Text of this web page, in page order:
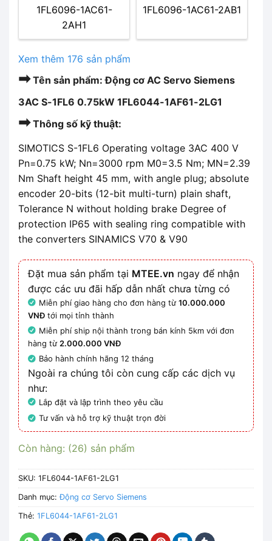
1FL6096-1AC61-
2AH1
1FL6096-1AC61-2AB1
Xem thêm 176 sản phẩm
➡Tên sản phẩm: Động cơ AC Servo Siemens
3AC S-1FL6 0.75kW 1FL6044-1AF61-2LG1
➡Thông số kỹ thuật:
SIMOTICS S-1FL6 Operating voltage 3AC 400 V
Pn=0.75 kW; Nn=3000 rpm M0=3.5 Nm; MN=2.39
Nm Shaft height 45 mm, with angle plug; absolute
encoder 20-bits (12-bit multi-turn) plain shaft,
Tolerance N without holding brake Degree of
protection IP65 with sealing ring compatible with
the converters SINAMICS V70 & V90
Đặt mua sản phẩm tại MTEE.vn ngay để nhận
được các ưu đãi hấp dẫn nhất chưa từng có
Miễn phí giao hàng cho đơn hàng từ10.000.000
VNĐ tới mọi tỉnh thành
Miễn phí ship nội thành trong bán kính 5km với đơn
hàng từ2.000.000 VNĐ
Bảo hành chính hãng 12 tháng
Ngoài ra chúng tôi còn cung cấp các dịch vụ
như:
Lắp đặt và lập trình theo yêu cầu
Tư vấn và hỗ trợ kỹ thuật trọn đời
Còn hàng: (26) sản phẩm
SKU: 1FL6044-1AF61-2LG1
Danh mục:Động cơ Servo Siemens
Thẻ: 1FL6044-1AF61-2LG1